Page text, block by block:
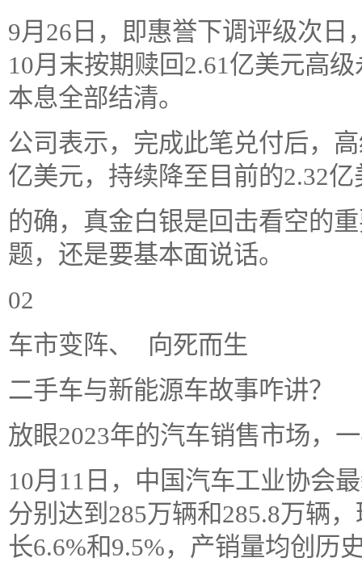
9月26日，即惠誉下调评级次
10月末按期赎回2.61亿美元高
本息全部结清。
公司表示，完成此笔兑付后，
亿美元，持续降至目前的2.32亿
的确，真金白银是回击看空的
题，还是要基本面说话。
02
车市变阵、 向死而生
二手车与新能源车故事咋讲？
放眼2023年的汽车销售市场，
10月11日，中国汽车工业协会
分别达到285万辆和285.8万辆
长6.6%和9.5%，产销量均创历